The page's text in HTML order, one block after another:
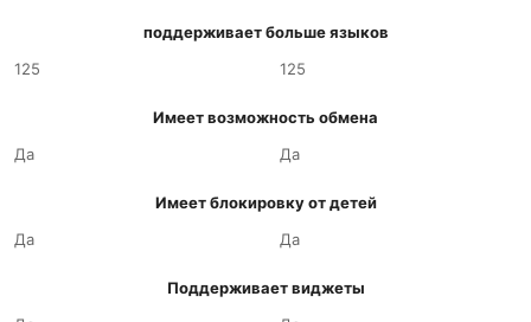
поддерживает больше языков
125
125
Имеет возможность обмена
Да
Да
Имеет блокировку от детей
Да
Да
Поддерживает виджеты